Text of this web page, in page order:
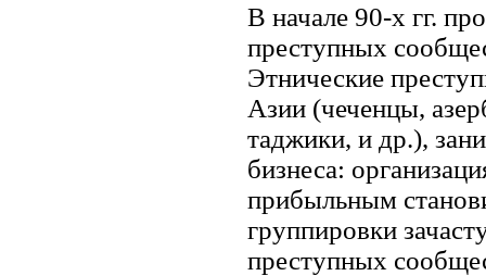
В начале 90-х гг.
преступных
Этнические
Азии (чеченцы,
таджики, и др.),
бизнеса:
прибыльным
группировки
преступных